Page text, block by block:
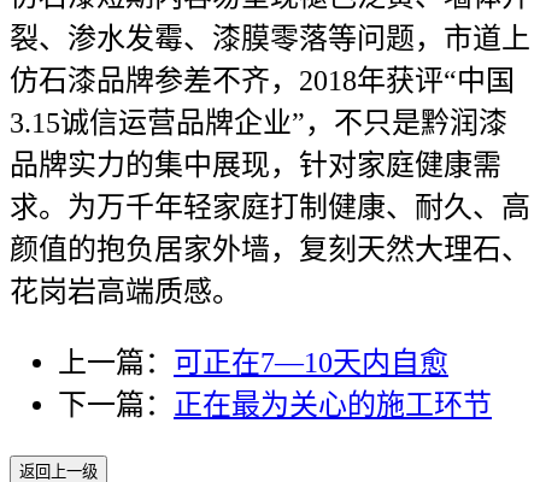
裂、渗水发霉、漆膜零落等问题，市道上
仿石漆品牌参差不齐，2018年获评“中国
3.15诚信运营品牌企业”，不只是黔润漆
品牌实力的集中展现，针对家庭健康需
求。为万千年轻家庭打制健康、耐久、高
颜值的抱负居家外墙，复刻天然大理石、
花岗岩高端质感。
上一篇： 可正在7—10天内自愈
下一篇： 正在最为关心的施工环节
返回上一级